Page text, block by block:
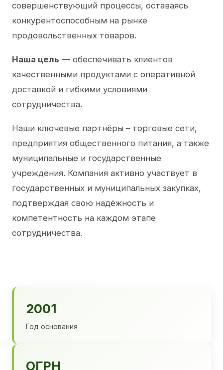
совершенствующий процессы, оставаясь
конкурентоспособным на рынке
продовольственных товаров.
Наша цель — обеспечивать клиентов
качественными продуктами с оперативной
доставкой и гибкими условиями
сотрудничества.
Наши ключевые партнёры – торговые сети,
предприятия общественного питания, а также
муниципальные и государственные
учреждения. Компания активно участвует в
государственных и муниципальных закупках,
подтверждая свою надёжность и
компетентность на каждом этапе
сотрудничества.
2001
Год основания
ОГРН